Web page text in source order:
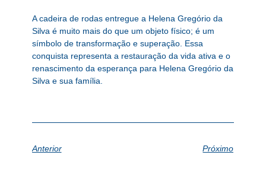
A cadeira de rodas entregue a Helena Gregório da
Silva é muito mais do que um objeto físico; é um
símbolo de transformação e superação. Essa
conquista representa a restauração da vida ativa e o
renascimento da esperança para Helena Gregório da
Silva e sua família.
Anterior Próximo